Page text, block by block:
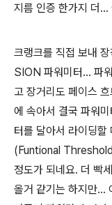
지름 인증 한가지 더...
크랭크를 직접 보내
SION 파워미터... 파
고 장거리도 페이스
에 속아서 결국 파워
터를 달아서 라이딩
(Funtional
정도가 되네요. 더 빡
올거 같기는 하지만...